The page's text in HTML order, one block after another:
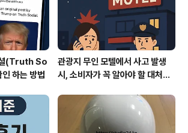
셜(Truth So
하는 방법
관광지 무인 모텔에서 사고 발생
시, 소비자가 꼭 알아야 할 대처법